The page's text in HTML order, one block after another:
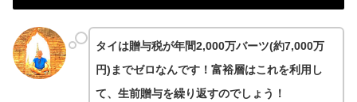
タイは贈与税が年間2,000万バーツ(約7,000万
円)までゼロなんです！富裕層はこれを利用し
て、生前贈与を繰り返すのでしょう！